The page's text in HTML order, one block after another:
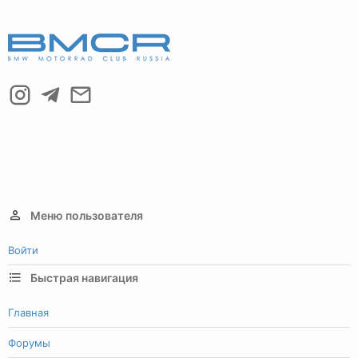
Меню пользователя
Войти
Быстрая навигация
Главная
Форумы